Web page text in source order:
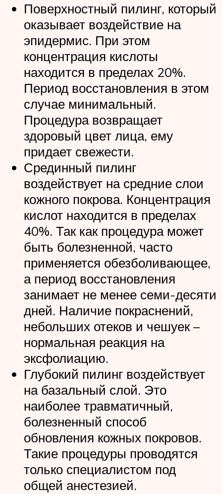
Поверхностный пилинг, который
оказывает воздействие на
эпидермис. При этом
концентрация кислоты
находится в пределах 20%.
Период восстановления в этом
случае минимальный.
Процедура возвращает
здоровый цвет лица, ему
придает свежести.
Срединный пилинг
воздействует на средние слои
кожного покрова. Концентрация
кислот находится в пределах
40%. Так как процедура может
быть болезненной, часто
применяется обезболивающее,
а период восстановления
занимает не менее семи-десяти
дней. Наличие покраснений,
небольших отеков и чешуек –
нормальная реакция на
эксфолиацию.
Глубокий пилинг воздействует
на базальный слой. Это
наиболее травматичный,
болезненный способ
обновления кожных покровов.
Такие процедуры проводятся
только специалистом под
общей анестезией.